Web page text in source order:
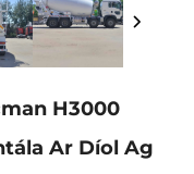
H3000
Ar Díol Ag